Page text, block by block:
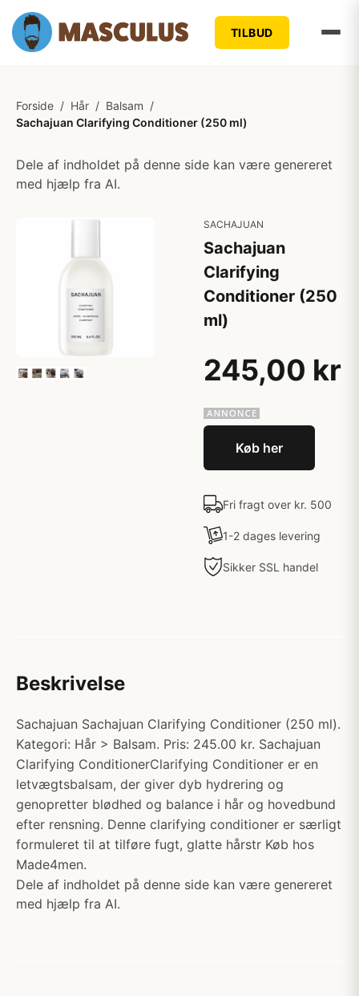
TILBUD
Forside / Hår / Balsam /
Sachajuan Clarifying Conditioner (250 ml)
Dele af indholdet på denne side kan være genereret
med hjælp fra AI.
SACHAJUAN
Sachajuan
Clarifying
Conditioner (250
ml)
245,00 kr
Køb her
Fri fragt over kr. 500
1-2 dages levering
Sikker SSL handel
Beskrivelse
Sachajuan Sachajuan Clarifying Conditioner (250 ml).
Kategori: Hår > Balsam. Pris: 245.00 kr. Sachajuan
Clarifying ConditionerClarifying Conditioner er en
letvægtsbalsam, der giver dyb hydrering og
genopretter blødhed og balance i hår og hovedbund
efter rensning. Denne clarifying conditioner er særligt
formuleret til at tilføre fugt, glatte hårstr Køb hos
Made4men.
Dele af indholdet på denne side kan være genereret
med hjælp fra AI.